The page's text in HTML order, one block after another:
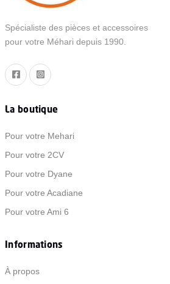
Spécialiste des pièces et accessoires
pour votre Méhari depuis 1990.
La boutique
Pour votre Mehari
Pour votre 2CV
Pour votre Dyane
Pour votre Acadiane
Pour votre Ami 6
Informations
À propos